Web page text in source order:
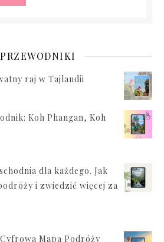
raj w Tajlandii
Koh Phangan, Koh
dla każdego. Jak
i zwiedzić więcej za
Mapa Podróży